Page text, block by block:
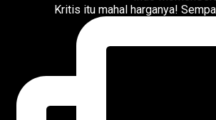
Kritis itu mahal harganya!